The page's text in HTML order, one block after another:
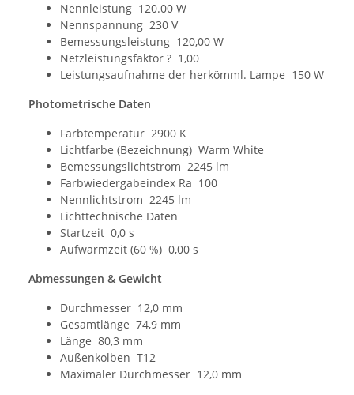
Nennleistung 120.00 W
Nennspannung 230 V
Bemessungsleistung 120,00 W
Netzleistungsfaktor ? 1,00
Leistungsaufnahme der herkömml. Lampe 150 W
Photometrische Daten
Farbtemperatur 2900 K
Lichtfarbe (Bezeichnung) Warm White
Bemessungslichtstrom 2245 lm
Farbwiedergabeindex Ra 100
Nennlichtstrom 2245 lm
Lichttechnische Daten
Startzeit 0,0 s
Aufwärmzeit (60 %) 0,00 s
Abmessungen & Gewicht
Durchmesser 12,0 mm
Gesamtlänge 74,9 mm
Länge 80,3 mm
Außenkolben T12
Maximaler Durchmesser 12,0 mm